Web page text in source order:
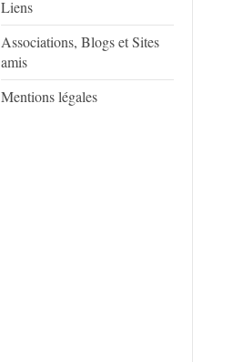
Liens
Associations, Blogs et Sites
amis
Mentions légales